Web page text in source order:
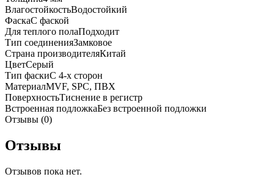
ВлагостойкостьВодостойкий
ФаскаС фаской
Для теплого полаПодходит
Тип соединенияЗамковое
Страна производителяКитай
ЦветСерый
Тип фаскиС 4-х сторон
МатериалMVF, SPC, ПВХ
ПоверхностьТиснение в регистр
Встроенная подложкаБез встроенной подложки
Отзывы (0)
Отзывы
Отзывов пока нет.